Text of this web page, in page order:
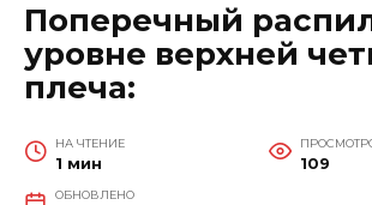
Поперечный
уровне верхней
плеча:
НА ЧТЕНИЕ
1 мин 109
ОБНОВЛЕНО